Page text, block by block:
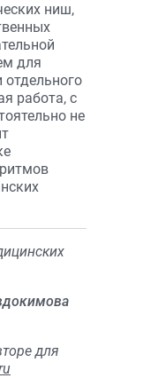
ниш,
для
отдельного
работа, с
не
для